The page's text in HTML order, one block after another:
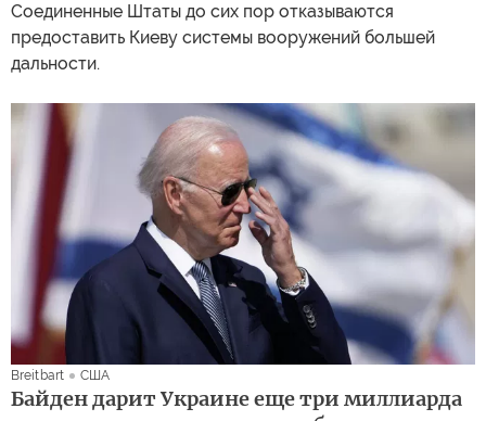
Соединенные Штаты до сих пор отказываются
предоставить Киеву системы вооружений большей
дальности.
Breitbart США
Байден дарит Украине еще три миллиарда